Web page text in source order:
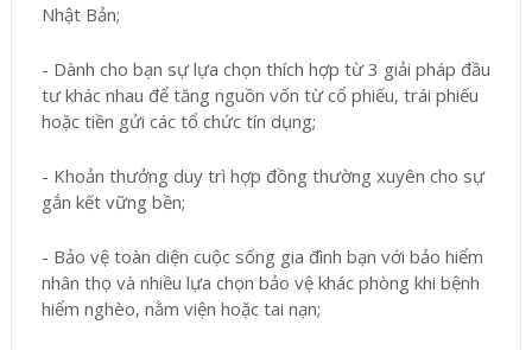
Nhật Bản;
- Dành cho bạn sự lựa chọn thích hợp từ 3 giải pháp đầu
tư khác nhau để tăng nguồn vốn từ cổ phiếu, trái phiếu
hoặc tiền gửi các tổ chức tín dụng;
- Khoản thưởng duy trì hợp đồng thường xuyên cho sự
gắn kết vững bền;
- Bảo vệ toàn diện cuộc sống gia đình bạn với bảo hiểm
nhân thọ và nhiều lựa chọn bảo vệ khác phòng khi bệnh
hiểm nghèo, nằm viện hoặc tai nạn;